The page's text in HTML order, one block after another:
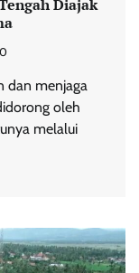
Diajak
0
dan menjaga
oleh
melalui